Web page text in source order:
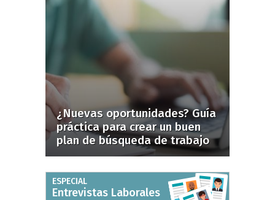
¿Nuevas oportunidades? Guía
práctica para crear un buen
plan de búsqueda de trabajo
ESPECIAL
Entrevistas Laborales